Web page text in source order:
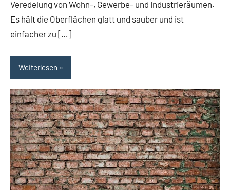
Veredelung von Wohn-, Gewerbe- und Industrieräumen.
Es hält die Oberflächen glatt und sauber und ist
einfacher zu […]
Weiterlesen